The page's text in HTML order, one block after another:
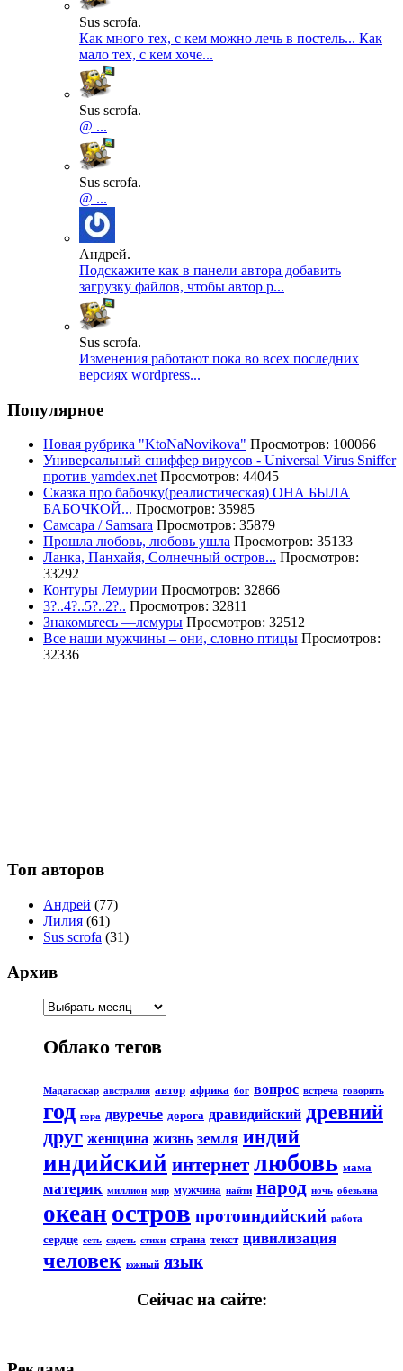
Sus scrofa.
Как много тех, с кем можно лечь в постель... Как
мало тех, с кем хоче...
Sus scrofa.
@ ...
Sus scrofa.
@ ...
Андрей.
Подскажите как в панели автора добавить
загрузку файлов, чтобы автор р...
Sus scrofa.
Изменения работают пока во всех последних
версиях wordpress...
Популярное
Новая рубрика "KtoNaNovikova" Просмотров: 100066
Универсальный сниффер вирусов - Universal Virus Sniffer
против yamdex.net Просмотров: 44045
Сказка про бабочку(реалистическая) ОНА БЫЛА
БАБОЧКОЙ... Просмотров: 35985
Самсара / Samsara Просмотров: 35879
Прошла любовь, любовь ушла Просмотров: 35133
Ланка, Панхайя, Солнечный остров... Просмотров:
33292
Контуры Лемурии Просмотров: 32866
3?..4?..5?..2?.. Просмотров: 32811
Знакомьтесь —лемуры Просмотров: 32512
Все наши мужчины – они, словно птицы Просмотров:
32336
Топ авторов
Андрей (77)
Лилия (61)
Sus scrofa (31)
Архив
Облако тегов
Мадагаскар австралия автор африка бог вопрос встреча говорить
год гора двуречье дорога дравидийский древний
друг женщина жизнь земля индий
индийский интернет любовь мама
материк миллион мир мужчина найти народ ночь обезьяна
океан остров протоиндийский работа
сердце сеть сидеть стихи страна текст цивилизация
человек южный язык
Сейчас на сайте: